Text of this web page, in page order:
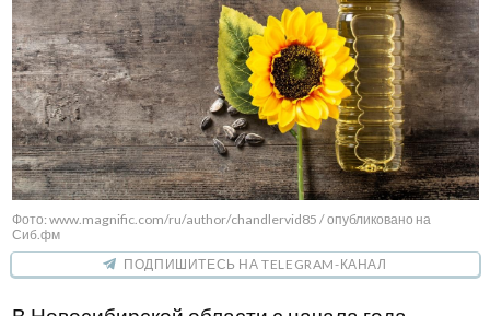
Фото: www.magnific.com/ru/author/chandlervid85 / опубликовано на
Сиб.фм
ПОДПИШИТЕСЬ НА TELEGRAM-КАНАЛ